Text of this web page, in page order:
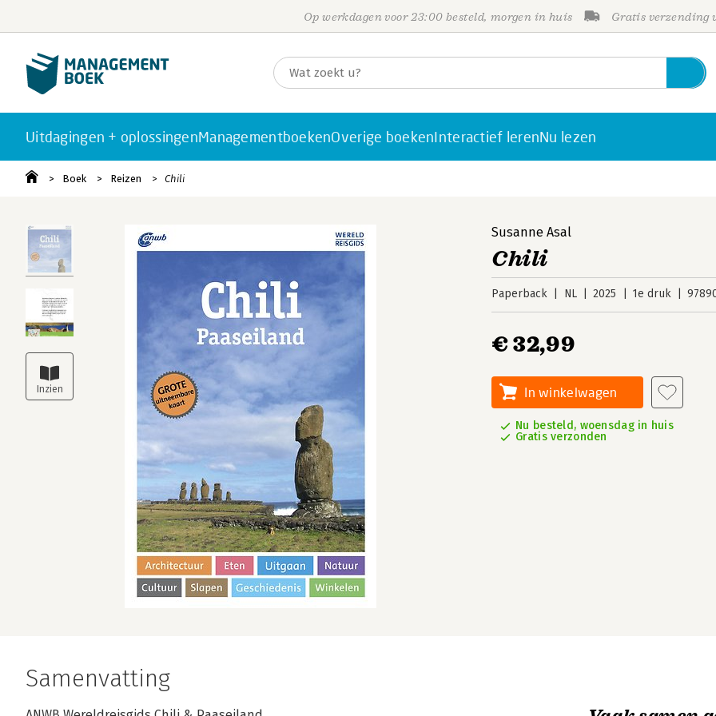
Op werkdagen voor 23:00 besteld, morgen in huis Gratis verzending
Uitdagingen + oplossingenManagementboekenOverige boekenInteractief lerenNu lezen
Boek Reizen Chili
Susanne Asal
Chili
Paperback NL 2025 1e druk
€ 32,99
In winkelwagen
Nu besteld, woensdag in huis
Gratis verzonden
Samenvatting